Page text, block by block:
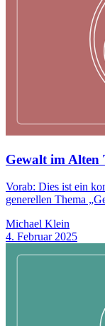
Gewalt im Alten
Vorab: Dies ist ein
generellen Thema
Michael Klein
4. Februar 2025